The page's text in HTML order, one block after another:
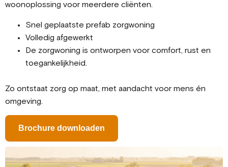
woonoplossing voor meerdere cliënten.
Snel geplaatste prefab zorgwoning
Volledig afgewerkt
De zorgwoning is ontworpen voor comfort, rust en
toegankelijkheid.
Zo ontstaat zorg op maat, met aandacht voor mens én
omgeving.
Brochure downloaden